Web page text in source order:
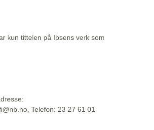
kun tittelen på Ibsens verk som
Telefon: 23 27 61 01